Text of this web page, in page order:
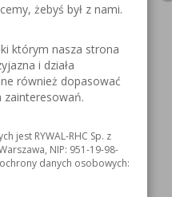
Przyłbica
spawalnicza
V1000 MOST
przyłbicy spawalniczej
V1000 MOST
żebyś był z nami.
którym nasza strona
i działa
również dopasować
zainteresowań.
jest RYWAL-RHC Sp. z
NIP: 951-19-98-
danych osobowych: